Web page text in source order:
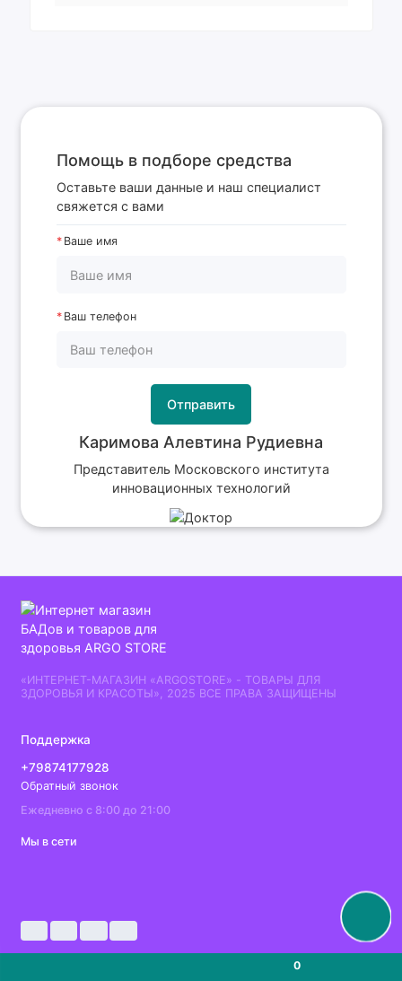
0
Помощь в подборе средства
Оставьте ваши данные и наш специалист
свяжется с вами
Ваше имя
Ваш телефон
Отправить
Каримова Алевтина Рудиевна
Представитель Московского института
инновационных технологий
«ИНТЕРНЕТ-МАГАЗИН «ARGOSTORE» - ТОВАРЫ ДЛЯ
ЗДОРОВЬЯ И КРАСОТЫ», 2025 ВСЕ ПРАВА ЗАЩИЩЕНЫ
Поддержка
+79874177928
Обратный звонок
Ежедневно с 8:00 до 21:00
Мы в сети